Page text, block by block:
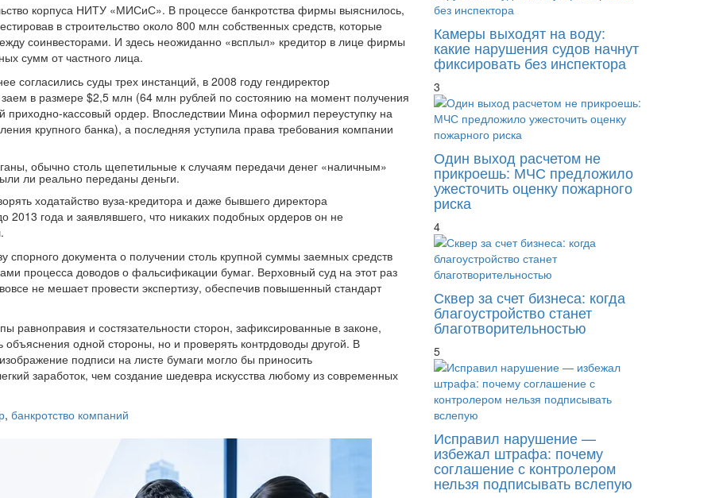
корпуса НИТУ «МИСиС». В процессе банкротства фирмы выяснилось,
в строительство около 800 млн собственных средств, которые
соинвесторами. И здесь неожиданно «всплыл» кредитор в лице фирмы
сумм от частного лица.
согласились суды трех инстанций, в 2008 году гендиректор
в размере $2,5 млн (64 млн рублей по состоянию на момент получения
кассовый ордер. Впоследствии Мина оформил переуступку на
крупного банка), а последняя уступила права требования компании
обычно столь щепетильные к случаям передачи денег «наличным»
ли реально переданы деньги.
ходатайство вуза-кредитора и даже бывшего директора
2013 года и заявлявшего, что никаких подобных ордеров он не
спорного документа о получении столь крупной суммы заемных средств
процесса доводов о фальсификации бумаг. Верховный суд на этот раз
не мешает провести экспертизу, обеспечив повышенный стандарт
равноправия и состязательности сторон, зафиксированные в законе,
одной стороны, но и проверять контрдоводы другой. В
подписи на листе бумаги могло бы приносить
заработок, чем создание шедевра искусства любому из современных
, банкротство компаний
Камеры выходят на воду:
какие нарушения судов начнут
фиксировать без инспектора
3
Один выход расчетом не
прикроешь: МЧС предложило
ужесточить оценку пожарного
риска
4
Сквер за счет бизнеса: когда
благоустройство станет
благотворительностью
5
Исправил нарушение —
избежал штрафа: почему
соглашение с контролером
нельзя подписывать вслепую